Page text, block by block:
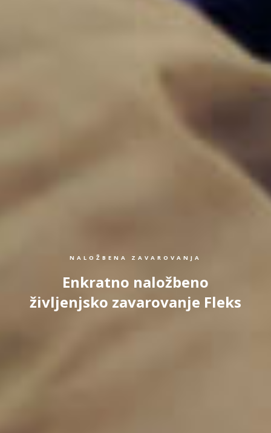
NALOŽBENA ZAVAROVANJA
Enkratno naložbeno
življenjsko zavarovanje Fleks